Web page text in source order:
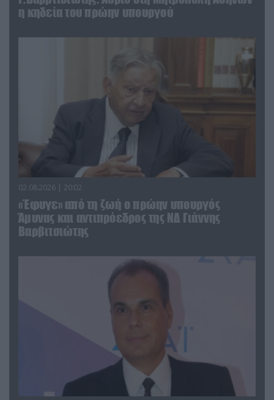
η κηδεία του πρώην υπουργού
02.08.2026 | 20:02
«Έφυγε» από τη ζωή ο πρώην υπουργός
Άμυνας και αντιπρόεδρος της ΝΔ Γιάννης
Βαρβιτσιώτης